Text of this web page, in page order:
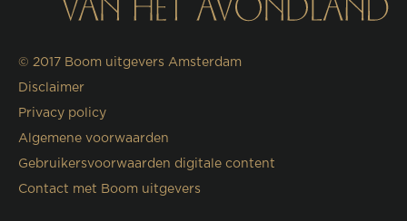
© 2017 Boom uitgevers Amsterdam
Disclaimer
Privacy policy
Algemene voorwaarden
Gebruikersvoorwaarden digitale content
Contact met Boom uitgevers